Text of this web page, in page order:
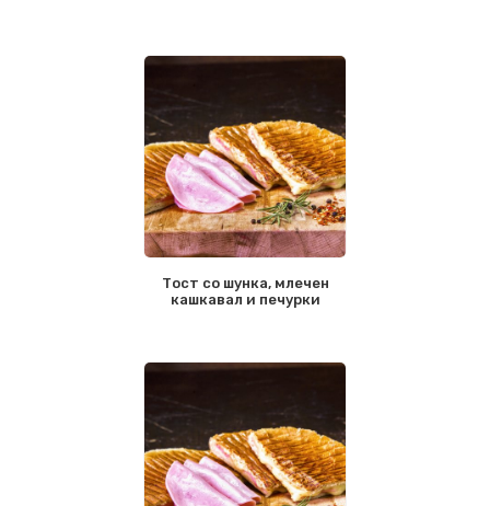
Тост со шунка, млечен
кашкавал и печурки